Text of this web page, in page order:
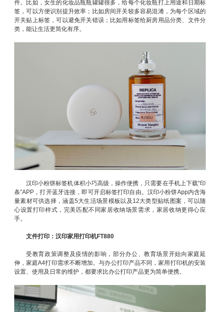
件。比如，女生的化妆品瓶瓶罐罐很多，给每个化妆瓶打上用途和日期标
签，可以方便识别提升效率；比如房间开关较多容易混淆，为每个区域的
开关贴上标签，可以避免开关错误；比如用标签给厨房用品分类、文件分
类，能让生活更简化有序。
汉印小粉饼标签机体积小巧高级，操作便携，只需要在手机上下载“印
条”APP，打开蓝牙连接，即可开启标签打印自由。汉印小粉饼App内含海
量素材可供选择，涵盖5大生活场景模板以及12大类型贴纸图案，可以随
心设置打印样式，完美匹配不同家居收纳场景需求，家居收纳更得心应
手。
文件打印：汉印家用打印机FT880
受教育政策调整及疫情的影响，部分办公、教育场景开始向家庭延
伸，家庭A4打印需求不断增加。与办公打印产品不同，家用打印机的安装
设置、使用及日常的维护，都要求比办公打印产品更为简单便携。